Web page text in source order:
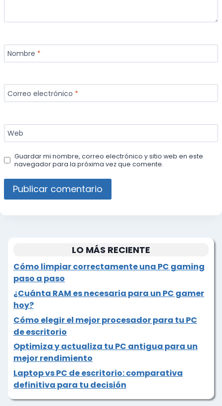
Nombre *
Correo electrónico *
Web
Guardar mi nombre, correo electrónico y sitio web en este
navegador para la próxima vez que comente.
LO MÁS RECIENTE
Cómo limpiar correctamente una PC gaming
paso a paso
¿Cuánta RAM es necesaria para un PC gamer
hoy?
Cómo elegir el mejor procesador para tu PC
de escritorio
Optimiza y actualiza tu PC antigua para un
mejor rendimiento
Laptop vs PC de escritorio: comparativa
definitiva para tu decisión